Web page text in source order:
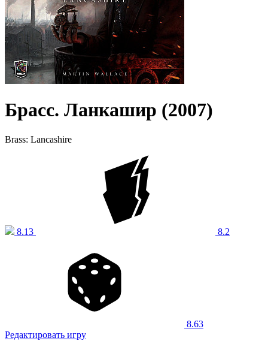
Брасс. Ланкашир (2007)
Brass: Lancashire
8.13 8.2
8.63
Редактировать игру